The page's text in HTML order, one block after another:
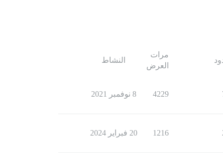
مرات
العرض
النشاط
4229 8 نوفمبر 2021
1216 20 فبراير 2024